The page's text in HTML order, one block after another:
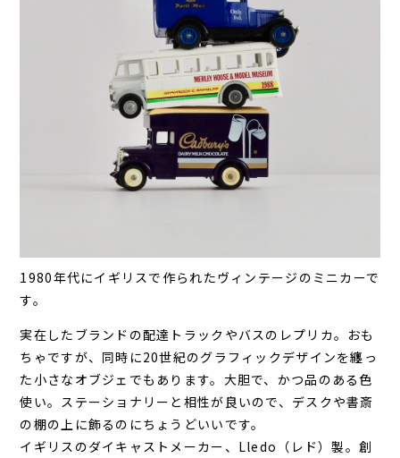
1980年代にイギリスで作られたヴィンテージのミニカーで
す。
実在したブランドの配達トラックやバスのレプリカ。おも
ちゃですが、同時に20世紀のグラフィックデザインを纏っ
た小さなオブジェでもあります。大胆で、かつ品のある色
使い。ステーショナリーと相性が良いので、デスクや書斎
の棚の上に飾るのにちょうどいいです。
イギリスのダイキャストメーカー、Lledo（レド）製。創